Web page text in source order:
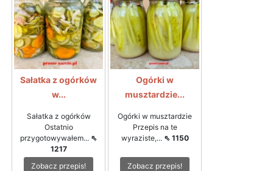
Sałatka z ogórków
w...
Sałatka z ogórków
Ostatnio
przygotowywałem... ⇖
1217
Zobacz przepis!
Ogórki w
musztardzie...
Ogórki w musztardzie
Przepis na te
wyraziste,... ⇖ 1150
Zobacz przepis!